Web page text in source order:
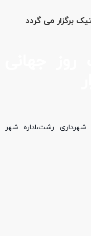
برگزار می گردد
رشت،اداره شهر